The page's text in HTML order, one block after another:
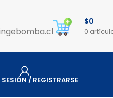
0
$0
/ REGISTRARSE